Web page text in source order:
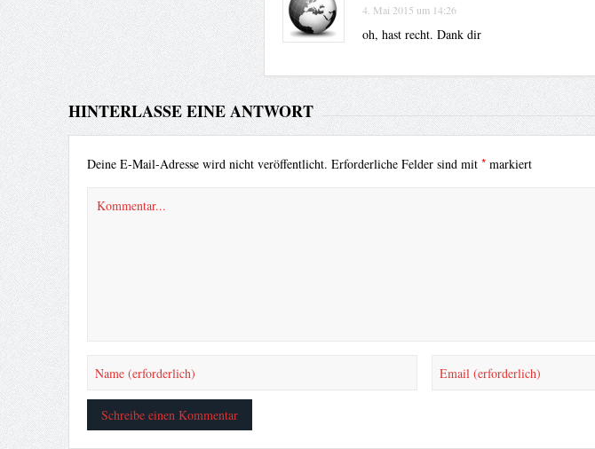
4. Mai 2015 um 14:26
oh, hast recht. Dank dir
HINTERLASSE EINE ANTWORT
Deine E-Mail-Adresse wird nicht veröffentlicht. Erforderliche Felder sind mit *markiert